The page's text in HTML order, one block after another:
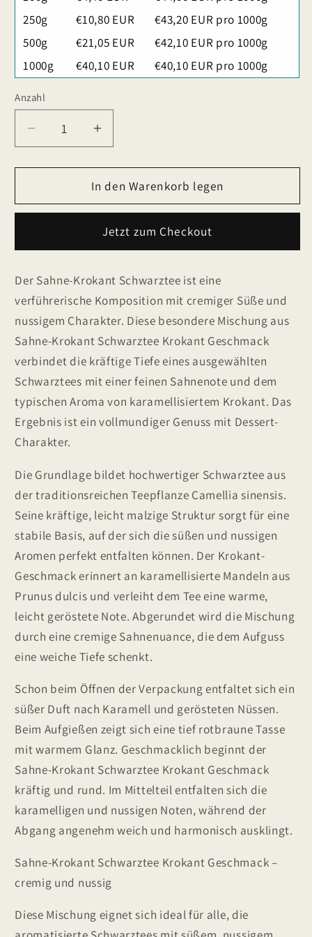
250g
€10,80 EUR
€43,20 EUR pro 1000g
500g
€21,05 EUR
€42,10 EUR pro 1000g
1000g
€40,10 EUR €40,10 EUR pro 1000g
Anzahl
Verringere
die
Menge
Sahne-
Schwarztee
Erhöhe
die
Menge
für
Sahne-
Schwarztee
In den Warenkorb legen
Jetzt zum Checkout
Der Sahne-Krokant Schwarztee ist eine
verführerische Komposition mit cremiger Süße und
nussigem Charakter. Diese besondere Mischung aus
Sahne-Krokant Schwarztee Krokant Geschmack
verbindet die kräftige Tiefe eines ausgewählten
Schwarztees mit einer feinen Sahnenote und dem
typischen Aroma von karamellisiertem Krokant. Das
Ergebnis ist ein vollmundiger Genuss mit Dessert-
Charakter.
Die Grundlage bildet hochwertiger Schwarztee aus
der traditionsreichen Teepflanze Camellia sinensis.
Seine kräftige, leicht malzige Struktur sorgt für eine
stabile Basis, auf der sich die süßen und nussigen
Aromen perfekt entfalten können. Der Krokant-
Geschmack erinnert an karamellisierte Mandeln aus
Prunus dulcis und verleiht dem Tee eine warme,
leicht geröstete Note. Abgerundet wird die Mischung
durch eine cremige Sahnenuance, die dem Aufguss
eine weiche Tiefe schenkt.
Schon beim Öffnen der Verpackung entfaltet sich ein
süßer Duft nach Karamell und gerösteten Nüssen.
Beim Aufgießen zeigt sich eine tief rotbraune Tasse
mit warmem Glanz. Geschmacklich beginnt der
Sahne-Krokant Schwarztee Krokant Geschmack
kräftig und rund. Im Mittelteil entfalten sich die
karamelligen und nussigen Noten, während der
Abgang angenehm weich und harmonisch ausklingt.
Sahne-Krokant Schwarztee Krokant Geschmack –
cremig und nussig
Diese Mischung eignet sich ideal für alle, die